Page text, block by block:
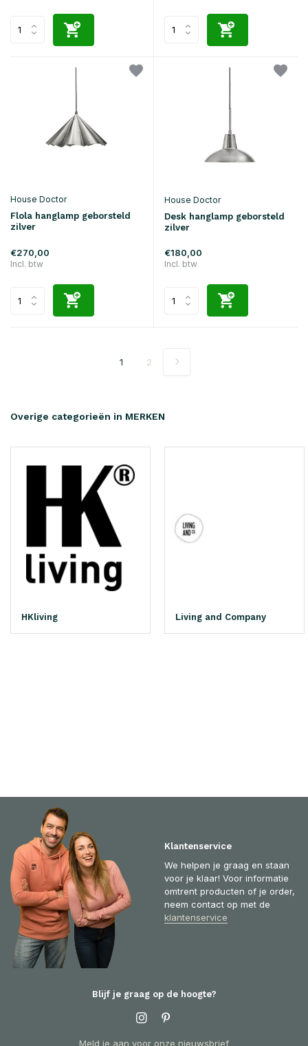
House Doctor
Flola hanglamp geborsteld
zilver
€270,00
Incl. btw
House Doctor
Desk hanglamp geborsteld
zilver
€180,00
Incl. btw
1 2
Overige categorieën in MERKEN
HKliving Living and Company
Klantenservice
We helpen je graag en staan
voor je klaar! Voor informatie
omtrent producten of je order,
neem contact op met de
klantenservice
Blijf je graag op de hoogte?
Meld je aan voor onze nieuwsbrief